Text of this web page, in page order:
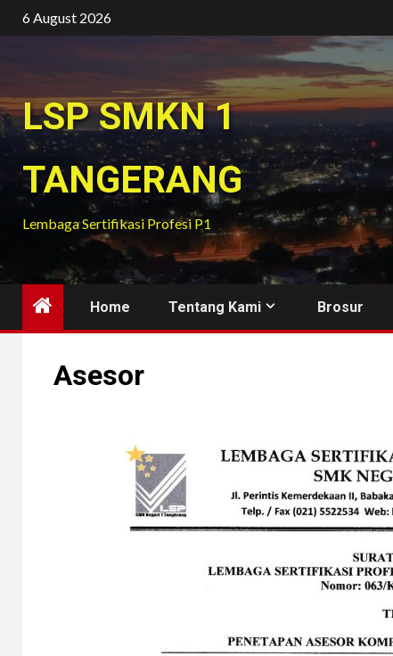
Skip
to
6 August 2026
LSP SMKN 1
TANGERANG
Lembaga Sertifikasi Profesi P1
Home Tentang Kami Brosur
Asesor